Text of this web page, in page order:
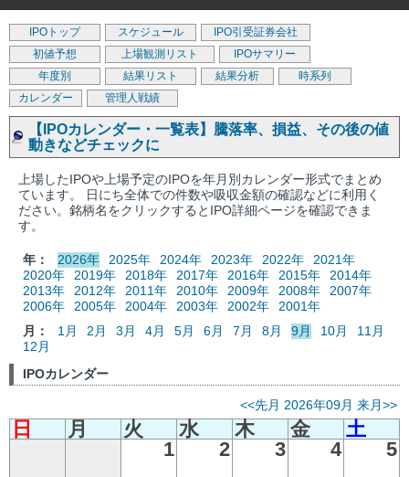
IPOトップ スケジュール
IPO引受証券会社
初値予想
上場観測リスト
IPOサマリー
年度別
結果リスト 結果分析
時系列
カレンダー
管理人戦績
【IPOカレンダー・一覧表】騰落率、損益、その後の値
動きなどチェックに
上場したIPOや上場予定のIPOを年月別カレンダー形式でまとめ
ています。 日にち全体での件数や吸収金額の確認などに利用く
ださい。銘柄名をクリックするとIPO詳細ページを確認できま
す。
年： 2026年 2025年 2024年 2023年 2022年
2021年
2020年
2019年 2018年 2017年 2016年 2015年
2014年
2013年
2012年 2011年 2010年 2009年 2008年
2007年
2006年
2005年 2004年 2003年 2002年
2001年
月：
1月 2月 3月 4月 5月 6月 7月 8月 9月 10月
11月
12月
IPOカレンダー
<<先月 2026年09月 来月>>
日 月 火 水 木 金
土
1
2 3 4
5